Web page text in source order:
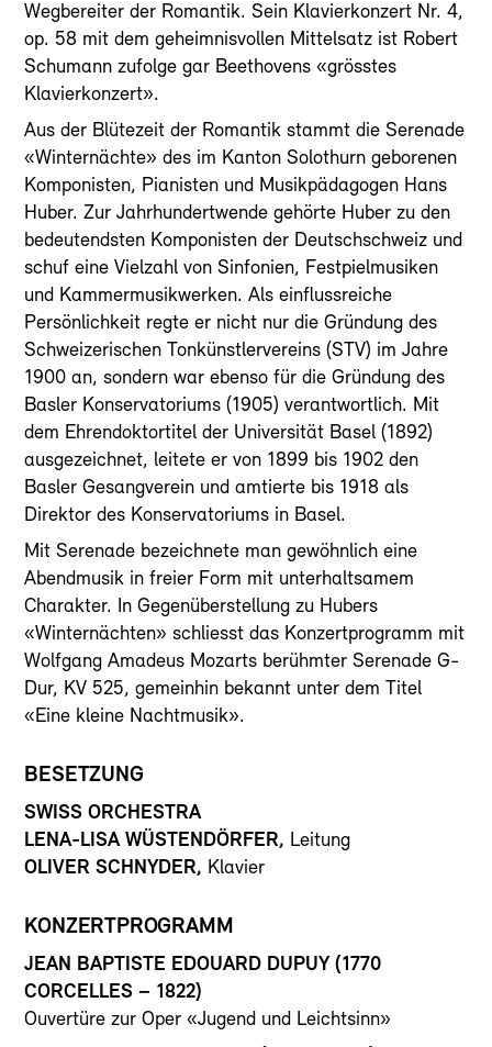
Wegbereiter der Romantik. Sein Klavierkonzert Nr. 4,
op. 58 mit dem geheimnisvollen Mittelsatz ist Robert
Schumann zufolge gar Beethovens «grösstes
Klavierkonzert».
Aus der Blütezeit der Romantik stammt die Serenade
«Winternächte» des im Kanton Solothurn geborenen
Komponisten, Pianisten und Musikpädagogen Hans
Huber. Zur Jahrhundertwende gehörte Huber zu den
bedeutendsten Komponisten der Deutschschweiz und
schuf eine Vielzahl von Sinfonien, Festpielmusiken
und Kammermusikwerken. Als einflussreiche
Persönlichkeit regte er nicht nur die Gründung des
Schweizerischen Tonkünstlervereins (STV) im Jahre
1900 an, sondern war ebenso für die Gründung des
Basler Konservatoriums (1905) verantwortlich. Mit
dem Ehrendoktortitel der Universität Basel (1892)
ausgezeichnet, leitete er von 1899 bis 1902 den
Basler Gesangverein und amtierte bis 1918 als
Direktor des Konservatoriums in Basel.
Mit Serenade bezeichnete man gewöhnlich eine
Abendmusik in freier Form mit unterhaltsamem
Charakter. In Gegenüberstellung zu Hubers
«Winternächten» schliesst das Konzertprogramm mit
Wolfgang Amadeus Mozarts berühmter Serenade G-
Dur, KV 525, gemeinhin bekannt unter dem Titel
«Eine kleine Nachtmusik».
BESETZUNG
SWISS ORCHESTRA
LENA-LISA WÜSTENDÖRFER, Leitung
OLIVER SCHNYDER, Klavier
KONZERTPROGRAMM
JEAN BAPTISTE EDOUARD DUPUY (1770
CORCELLES – 1822)
Ouvertüre zur Oper «Jugend und Leichtsinn»